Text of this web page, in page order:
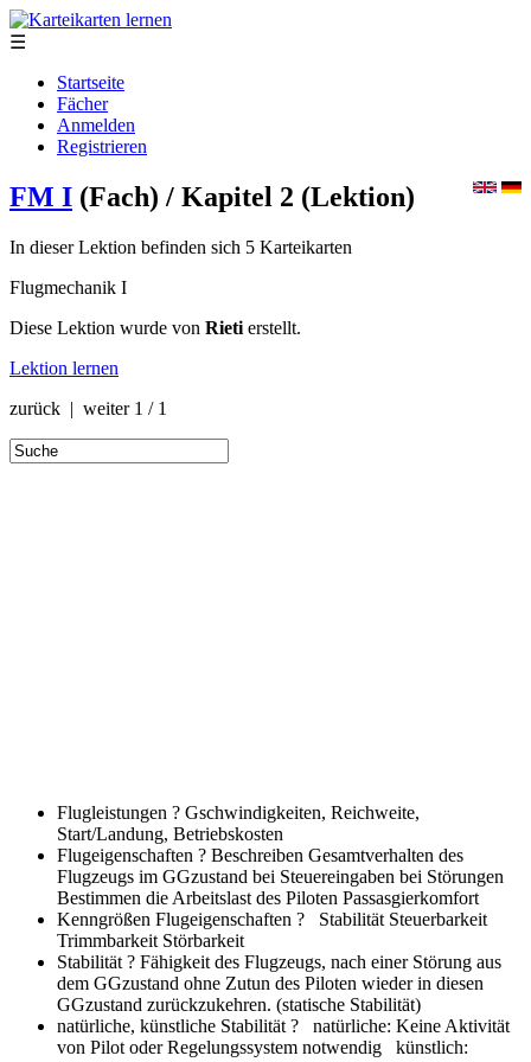
☰
Startseite
Fächer
Anmelden
Registrieren
FM I (Fach) / Kapitel 2 (Lektion)
In dieser Lektion befinden sich 5 Karteikarten
Flugmechanik I
Diese Lektion wurde von Rieti erstellt.
Lektion lernen
zurück | weiter 1 / 1
Flugleistungen ? Gschwindigkeiten, Reichweite,
Start/Landung, Betriebskosten
Flugeigenschaften ? Beschreiben Gesamtverhalten des
Flugzeugs im GGzustand bei Steuereingaben bei Störungen
Bestimmen die Arbeitslast des Piloten Passasgierkomfort
Kenngrößen Flugeigenschaften ?
Stabilität Steuerbarkeit
Trimmbarkeit Störbarkeit
Stabilität ? Fähigkeit des Flugzeugs, nach einer Störung aus
dem GGzustand ohne Zutun des Piloten wieder in diesen
GGzustand zurückzukehren. (statische Stabilität)
natürliche, künstliche Stabilität ?
natürliche: Keine Aktivität
von Pilot oder Regelungssystem notwendig künstlich: